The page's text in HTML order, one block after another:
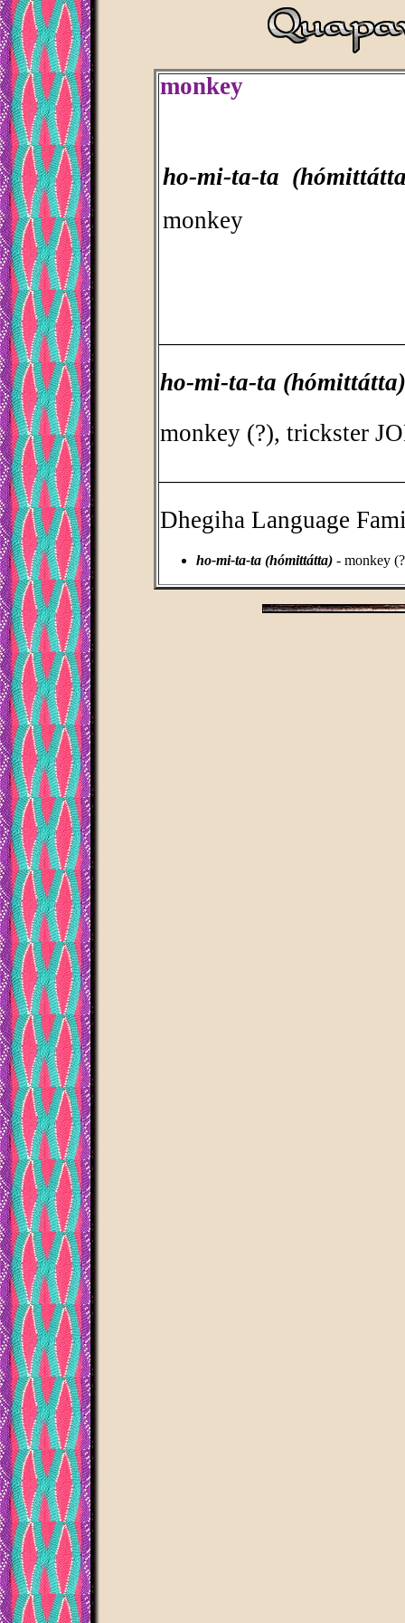
monkey
ho-mi-ta-ta
monkey
ho-mi-ta-ta (hómittátta)
monkey (?), trickster
Dhegiha Language
ho-mi-ta-ta (hómittátta) - monkey